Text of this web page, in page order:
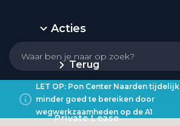
Acties
Terug
Private Lease
LET OP: Pon Center Naarden tijdelijk
minder goed te bereiken door
wegwerkzaamheden op de A1